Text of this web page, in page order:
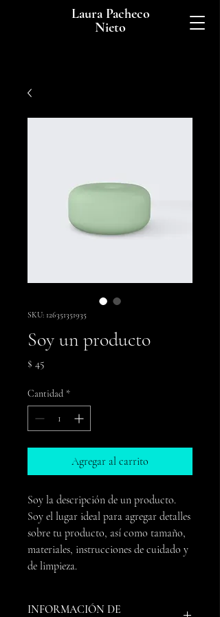
Laura Pacheco
Nieto
SKU: 126351351935
Soy un producto
$ 45
Cantidad *
Agregar al carrito
Soy la descripción de un producto.
Soy el lugar ideal para agregar detalles
sobre tu producto, así como tamaño,
materiales, instrucciones de cuidado y
de limpieza.
INFORMACIÓN DE